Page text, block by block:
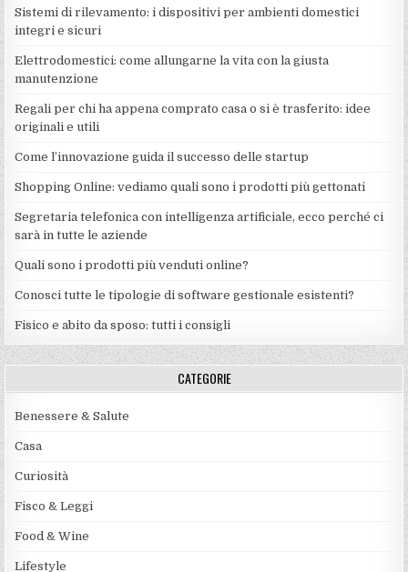
Sistemi di rilevamento: i dispositivi per ambienti domestici
integri e sicuri
Elettrodomestici: come allungarne la vita con la giusta
manutenzione
Regali per chi ha appena comprato casa o si è trasferito: idee
originali e utili
Come l’innovazione guida il successo delle startup
Shopping Online: vediamo quali sono i prodotti più gettonati
Segretaria telefonica con intelligenza artificiale, ecco perché ci
sarà in tutte le aziende
Quali sono i prodotti più venduti online?
Conosci tutte le tipologie di software gestionale esistenti?
Fisico e abito da sposo: tutti i consigli
CATEGORIE
Benessere & Salute
Casa
Curiosità
Fisco & Leggi
Food & Wine
Lifestyle